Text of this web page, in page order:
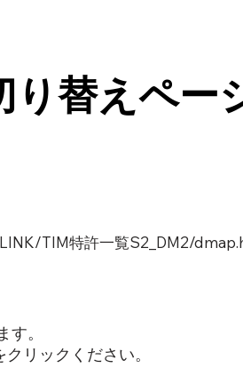
り替えペー
TIM特許一覧S2_DM2/
。
リックください。